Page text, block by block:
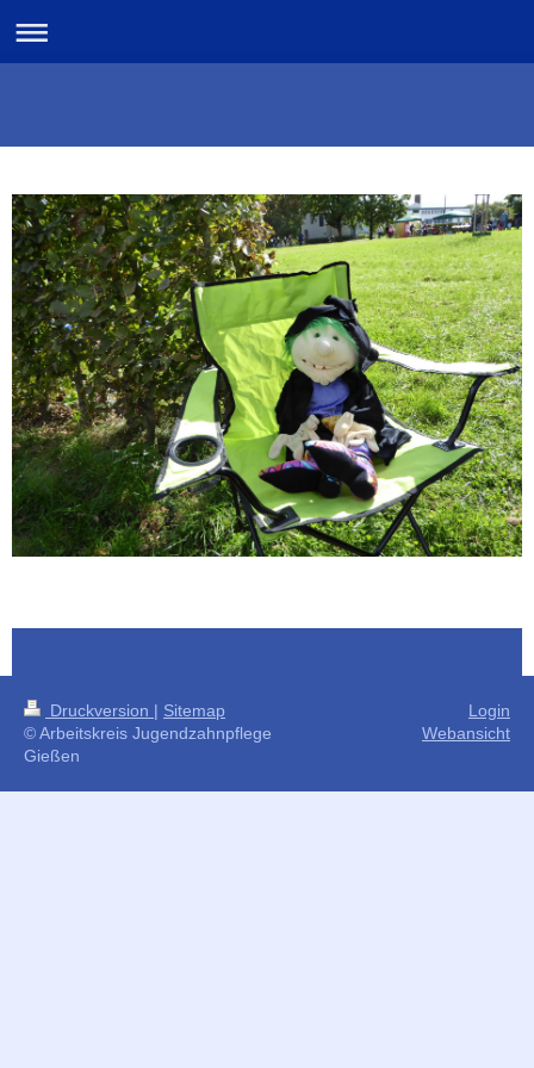
Druckversion | Sitemap
© Arbeitskreis Jugendzahnpflege
Gießen
Login
Webansicht